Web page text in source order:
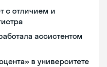
с отличием и
ассистентом
в университете